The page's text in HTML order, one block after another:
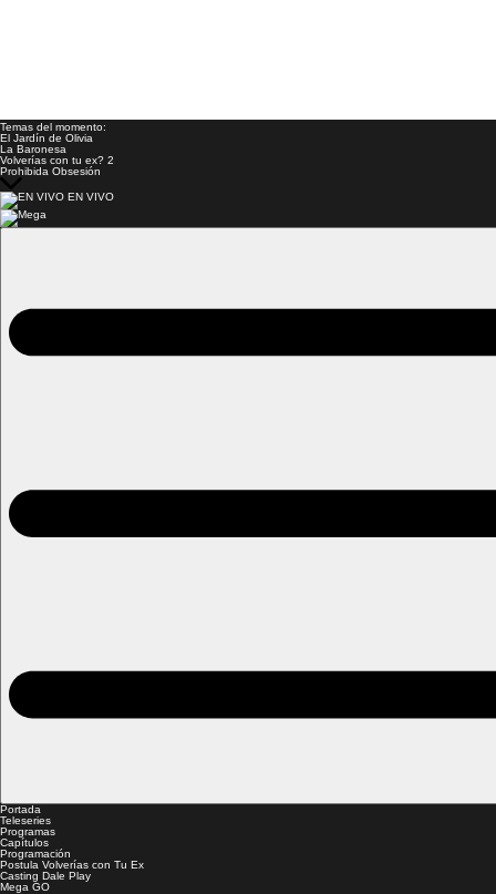
Temas del momento:
El Jardín de Olivia
La Baronesa
Volverías con tu ex? 2
Prohibida Obsesión
EN VIVO
Portada
Teleseries
Programas
Capítulos
Programación
Postula Volverías con Tu Ex
Casting Dale Play
Mega GO